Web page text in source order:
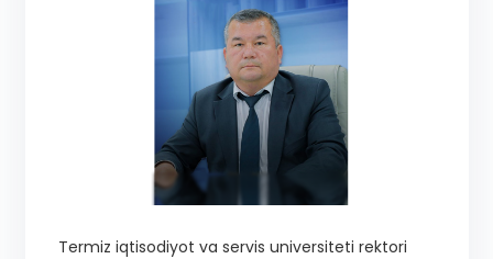
Termiz iqtisodiyot va servis universiteti rektori